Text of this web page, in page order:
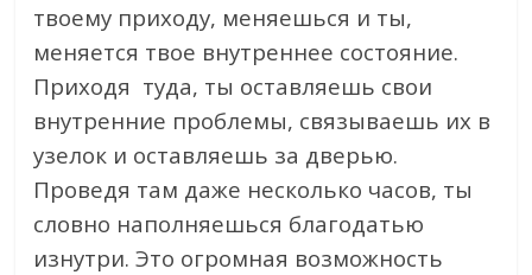
твоему приходу, меняешься и ты,
меняется твое внутреннее состояние.
Приходя туда, ты оставляешь свои
внутренние проблемы, связываешь их в
узелок и оставляешь за дверью.
Проведя там даже несколько часов, ты
словно наполняешься благодатью
изнутри. Это огромная возможность